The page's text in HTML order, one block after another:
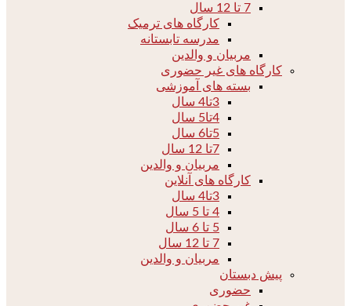
7 تا 12 سال
کارگاه های ترمیک
مدرسه تابستانه
مربیان و والدین
کارگاه های غیر حضوری
بسته های آموزشی
3تا4 سال
4تا5 سال
5تا6 سال
7تا 12 سال
مربیان و والدین
کارگاه های آنلاین
3تا4 سال
4 تا 5 سال
5 تا 6 سال
7 تا 12 سال
مربیان و والدین
پیش دبستان
حضوری